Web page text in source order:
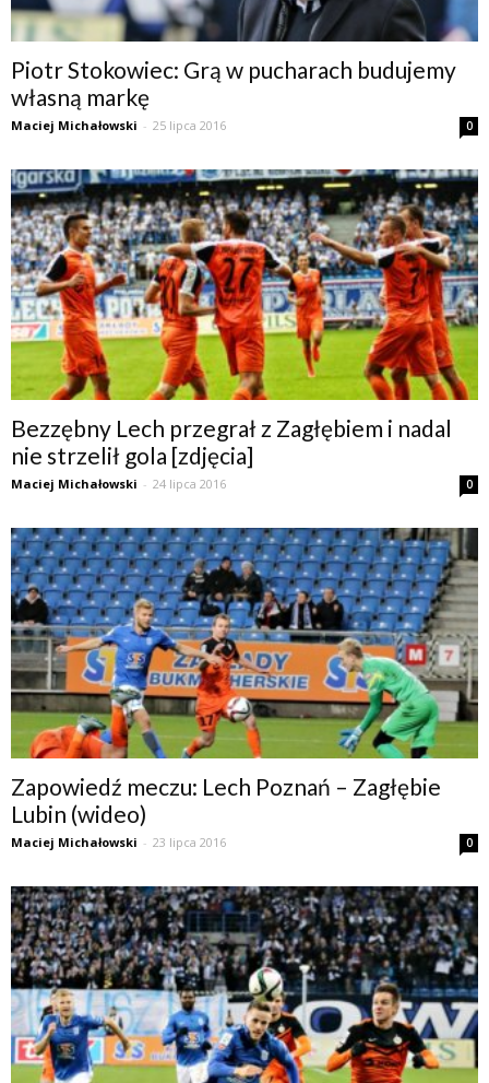
Piotr Stokowiec: Grą w pucharach budujemy
własną markę
Maciej Michałowski - 25 lipca 2016 0
Bezzębny Lech przegrał z Zagłębiem i nadal
nie strzelił gola [zdjęcia]
Maciej Michałowski - 24 lipca 2016 0
Zapowiedź meczu: Lech Poznań – Zagłębie
Lubin (wideo)
Maciej Michałowski - 23 lipca 2016 0